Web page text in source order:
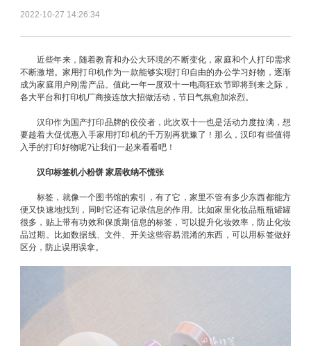
2022-10-27 14:26:34
近些年来，随着教育和办公大环境的不断变化，家庭和个人打印需求
不断激增。家用打印机作为一款能够实现打印自由的办公学习好物，逐渐
成为家庭用户刚需产品。值此一年一度双十一电商狂欢节即将到来之际，
各大平台和打印机厂商接连放大招做活动，节日气氛愈加浓烈。
汉印作为国产打印品牌的佼佼者，此次双十一也是活动力度拉满，想
要趁着大促优惠入手家用打印机的千万别再犹豫了！那么，汉印有些值得
入手的打印好物呢?让我们一起来看看吧！
汉印标签机小粉饼 家居收纳不慌张
标签，就像一个图书馆的索引，有了它，家里不管有多少东西都能方
便又快速地找到，同时它还有记录信息的作用。比如家里化妆品瓶瓶罐罐
很多，贴上带有功效和保质期信息的标签，可以提升化妆效率，防止化妆
品过期。比如数据线、文件、开关这些容易混淆的东西，可以用标签做好
区分，防止误用误拿。